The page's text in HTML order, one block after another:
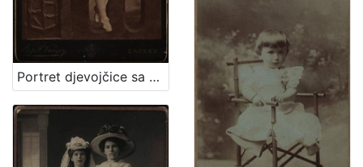
Portret djevojčice sa cvjetnim vjenčićem / [Gjuro Varga] ; [izradio fotografski atelijer] G. & I. Varga